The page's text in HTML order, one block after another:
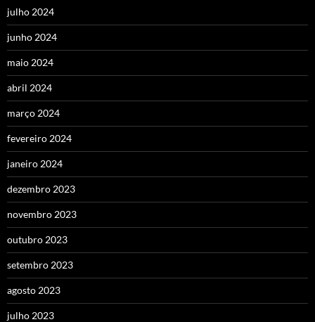
julho 2024
junho 2024
maio 2024
abril 2024
março 2024
fevereiro 2024
janeiro 2024
dezembro 2023
novembro 2023
outubro 2023
setembro 2023
agosto 2023
julho 2023